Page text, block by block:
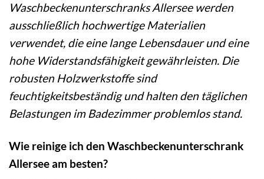
Waschbeckenunterschranks Allersee werden
ausschließlich hochwertige Materialien
verwendet, die eine lange Lebensdauer und eine
hohe Widerstandsfähigkeit gewährleisten. Die
robusten Holzwerkstoffe sind
feuchtigkeitsbeständig und halten den täglichen
Belastungen im Badezimmer problemlos stand.
Wie reinige ich den Waschbeckenunterschrank
Allersee am besten?